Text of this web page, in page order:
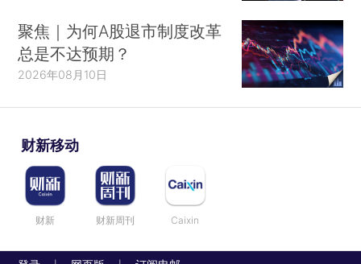
聚焦｜为何A股退市制度改革
总是不达预期？
2026年08月10日
财新移动
财新 财新周刊 Caixin